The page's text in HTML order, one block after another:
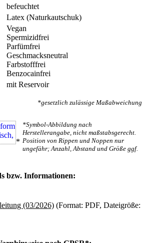
befeuchtet
Latex (Naturkautschuk)
Vegan
Spermizidfrei
Parfümfrei
Geschmacksneutral
Farbstofffrei
Benzocainfrei
mit Reservoir
*gesetzlich zulässige Maßabweichung
*
*Symbol-Abbildung nach
Herstellerangabe, nicht maßstabsgerecht.
Position von Rippen und Noppen nur
ungefähr; Anzahl, Abstand und Größe ggf.
bzw. Informationen:
(03/2026) (Format: PDF, Dateigröße: